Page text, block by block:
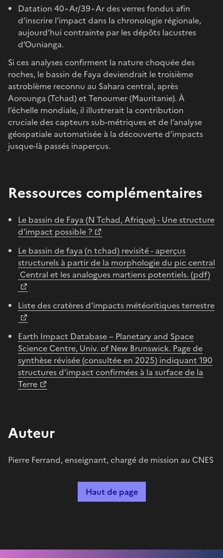
Datation 40^Ar/39^Ar des verres fondus afin
d’inscrire l’impact dans la chronologie régio­nale,
aujourd’hui contrainte par les dépôts lacustres
d’Ounianga.
Si ces analyses confirment la nature choquée des
roches, le bassin de Faya deviendrait le troisième
astroblème reconnu au Sahara central, après
Aorounga (Tchad) et Tenoumer (Mauritanie). À
l’échelle mondiale, il illustrerait la contribution
cruciale des capteurs sub-métriques et de l’analyse
géospatiale automatisée à la découverte d’impacts
jusque-là passés inaperçus.
Ressources complémentaires
Le bassin de Faya (N Tchad, Afrique) - Une structure
d'impact possible ?
Le bassin de faya (n tchad) revisité - aperçus
structurels à partir de la morphologie du pic central
Central et les analogues martiens potentiels. (pdf)
Liste des cratères d'impacts météoritiques terrestre
Earth Impact Database – Planetary and Space
Science Centre, Univ. of New Brunswick. Page de
synthèse révisée (consultée en 2025) indiquant 190
structures d’impact confirmées à la surface de la
Terre
Auteur
Pierre Ferrand, enseignant, chargé de mission au CNES
Haut de page